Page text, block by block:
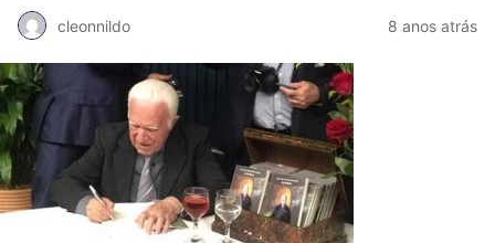
cleonnildo 8 anos atrás